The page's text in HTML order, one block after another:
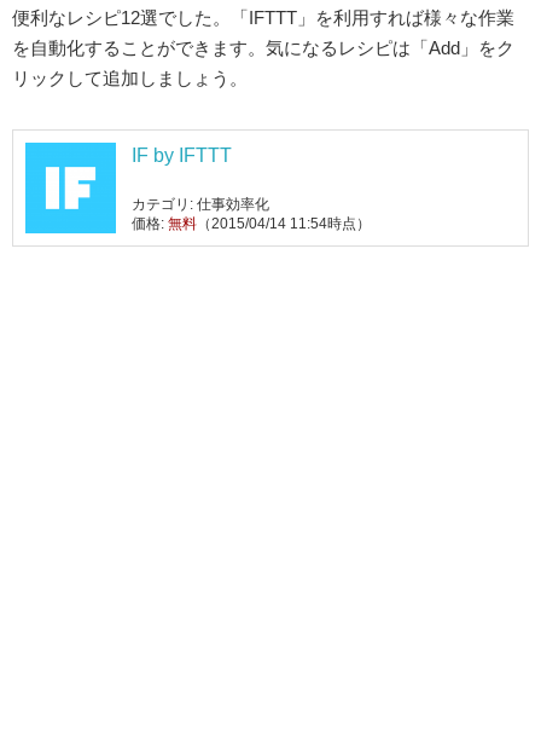
便利なレシピ12選でした。「IFTTT」を利用すれば様々な作業
を自動化することができます。気になるレシピは「Add」をク
リックして追加しましょう。
IF by IFTTT
カテゴリ: 仕事効率化
価格: 無料 （2015/04/14 11:54時点）